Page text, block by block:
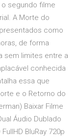
segundo filme
A Morte do
como
de forma
sem limites entre a
conhecida
essa que
e o Retorno do
Baixar Filme
Áudio Dublado
BluRay 720p